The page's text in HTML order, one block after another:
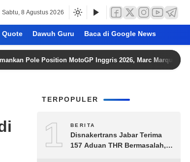
Sabtu, 8 Agustus 2026
Quote Dawuh Guru Baca di Google News
Position MotoGP Inggris 2026, Marc Marquez Start dari
TERPOPULER
1 BERITA
Disnakertrans Jabar Terima
157 Aduan THR Bermasalah,